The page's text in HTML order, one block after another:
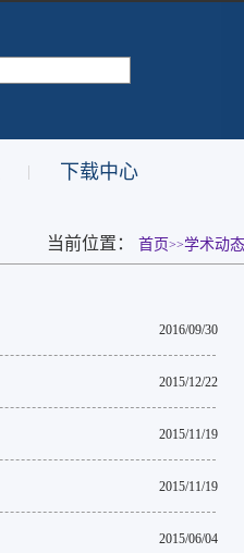
| 下载中心
当前位置： 首页>>学术动态
2016/09/30
2015/12/22
2015/11/19
2015/11/19
2015/06/04